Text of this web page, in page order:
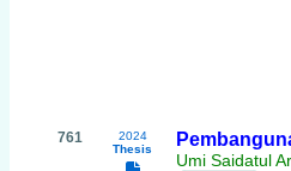
761
2024
Thesis
Umi Saidatul